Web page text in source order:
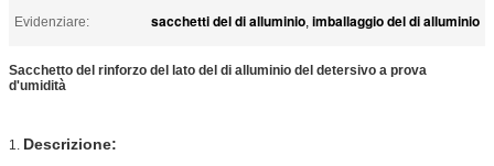
Evidenziare:
sacchetti del di alluminio, imballaggio del di alluminio
Sacchetto del rinforzo del lato del di alluminio del detersivo a prova
d'umidità
1. Descrizione: